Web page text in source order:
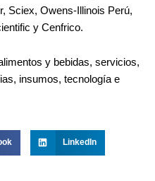
Sciex, Owens-Illinois Perú,
y Cenfrico.
y bebidas, servicios,
insumos, tecnología e
LinkedIn